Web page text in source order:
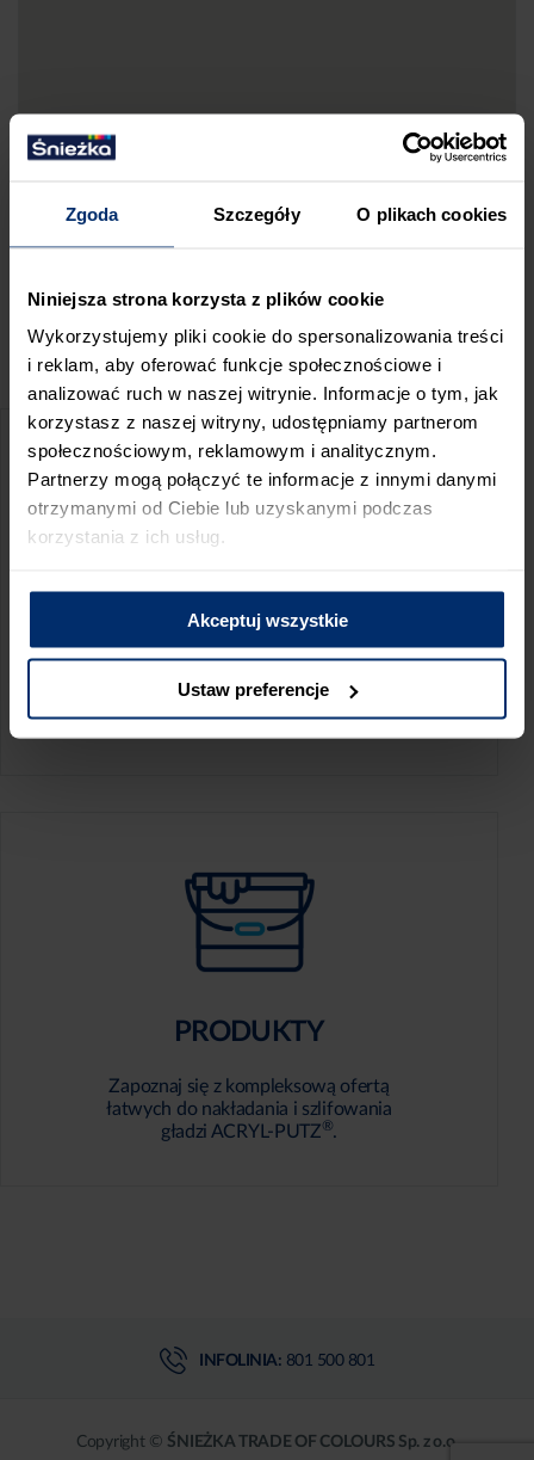
Zgoda Szczegóły O plikach cookies
Niniejsza strona korzysta z plików cookie
Wykorzystujemy pliki cookie do spersonalizowania treści
i reklam, aby oferować funkcje społecznościowe i
analizować ruch w naszej witrynie. Informacje o tym, jak
korzystasz z naszej witryny, udostępniamy partnerom
społecznościowym, reklamowym i analitycznym.
Partnerzy mogą połączyć te informacje z innymi danymi
otrzymanymi od Ciebie lub uzyskanymi podczas
korzystania z ich usług.
Akceptuj wszystkie
Ustaw preferencje
ZGŁOŚ BŁĄD
PRZED WIZYTĄ W SKLEPIE POLECAMY:
KALKULATOR ZUŻYCIA
Oblicz, jaką ilość produktów potrzebujesz,
aby perfekcyjnie wygładzić swoje ściany.
PRODUKTY
Zapoznaj się z kompleksową ofertą
łatwych do nakładania i szlifowania
gładzi ACRYL-PUTZ®.
INFOLINIA: 801 500 801
Copyright © ŚNIEŻKA TRADE OF COLOURS Sp. z o.o.